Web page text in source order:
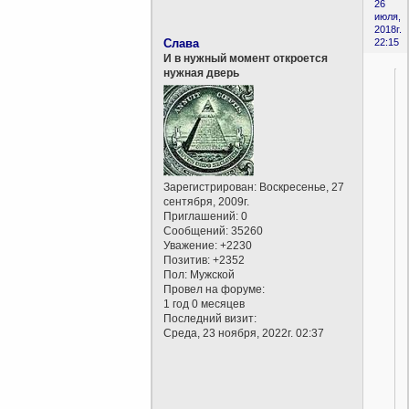
26
июля,
2018г.
22:15
Слава
И в нужный момент откроется
нужная дверь
Зарегистрирован: Воскресенье, 27
сентября, 2009г.
Приглашений: 0
Сообщений: 35260
Уважение: +2230
Позитив: +2352
Пол: Мужской
Провел на форуме:
1 год 0 месяцев
Последний визит:
Среда, 23 ноября, 2022г. 02:37